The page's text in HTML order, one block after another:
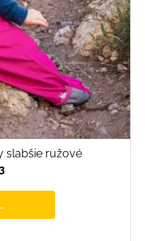
slabšie ružové